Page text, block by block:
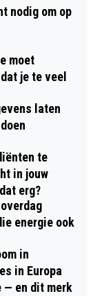
nodig om op
moet
je te veel
laten
te
in jouw
erg?
energie ook
in
in Europa
— en dit merk